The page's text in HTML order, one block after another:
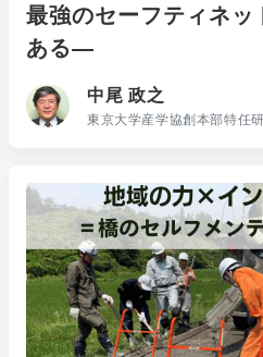
最強のセーフティネッ
ある―
中尾 政之
東京大学産学協創本部特任